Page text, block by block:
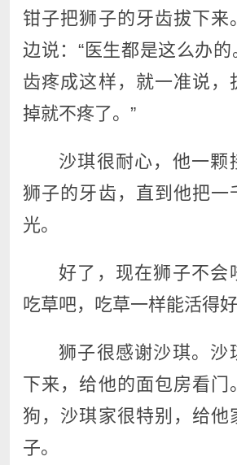
钳子把狮子的牙齿拔下来
边说：“医生都是这么办
齿疼成这样，就一准说，
掉就不疼了。”
沙琪很耐心，他一颗
狮子的牙齿，直到他把一
光。
好了，现在狮子不会
吃草吧，吃草一样能活得好
狮子很感谢沙琪。沙
下来，给他的面包房看门
狗，沙琪家很特别，给他
子。